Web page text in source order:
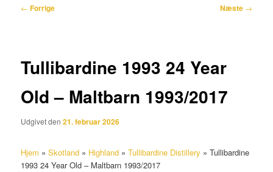
Indlægsnavigation
← Forrige Næste →
Tullibardine 1993 24 Year
Old – Maltbarn 1993/2017
Udgivet den21. februar 2026
Hjem »Skotland » Highland »Tullibardine Distillery »Tullibardine
1993 24 Year Old – Maltbarn 1993/2017